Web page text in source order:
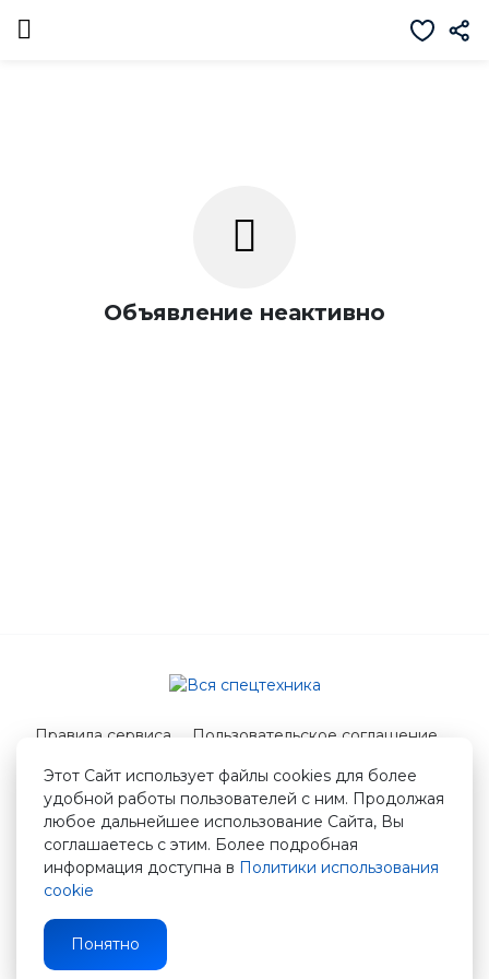
Объявление неактивно
Этот Сайт использует файлы cookies для более
удобной работы пользователей с ним. Продолжая
любое дальнейшее использование Сайта, Вы
соглашаетесь с этим. Более подробная
информация доступна в Политики использования
cookie
Понятно
Правила сервиса
Пользовательское соглашение
© 2026 Вся спецтехника
info@vstshop.ru